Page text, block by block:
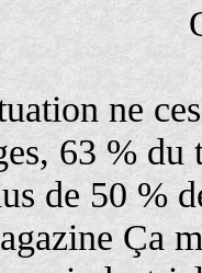
ne
63 % du
de 50 %
Ça